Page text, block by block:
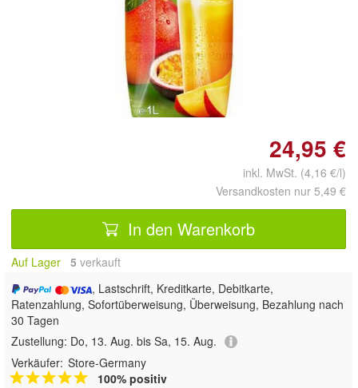
Doppelt antippen zum
vergrößern
24,95 €
inkl. MwSt. (4,16 €/l)
Versandkosten nur 5,49 €
In den Warenkorb
Auf Lager 5 verkauft
, Lastschrift, Kreditkarte, Debitkarte,
Ratenzahlung, Sofortüberweisung, Überweisung, Bezahlung nach
30 Tagen
Zustellung: Do, 13. Aug. bis Sa, 15. Aug.
Verkäufer: Store-Germany
100% positiv